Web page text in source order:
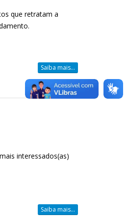
que retratam a
Saiba mais...
interessados(as)
Saiba mais...